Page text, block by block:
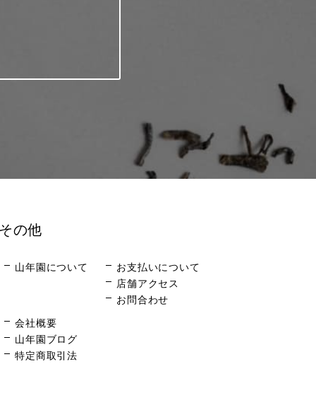
の他
山年園について
お支払いについて
店舗アクセス
お問合わせ
会社概要
山年園ブログ
特定商取引法